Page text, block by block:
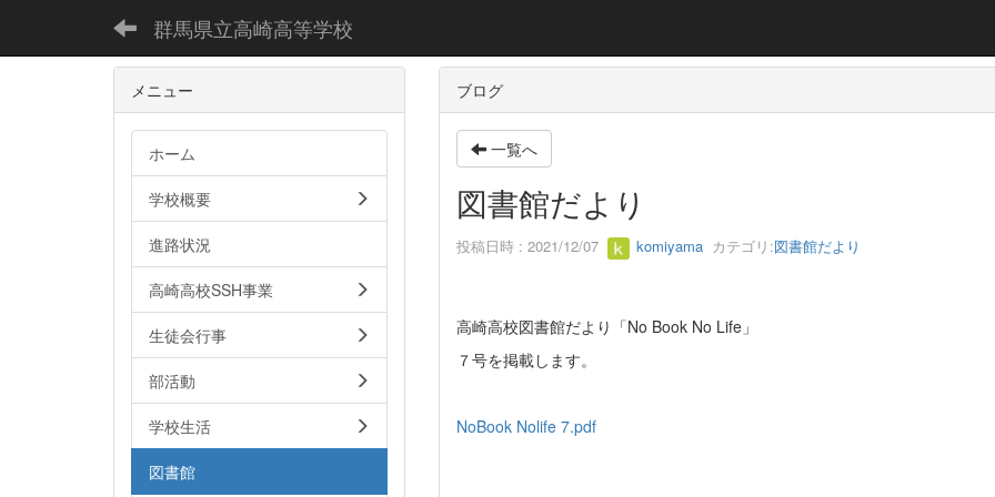
群馬県立高崎高等学校
ブログ
一覧へ
図書館だより
投稿日時 : 2021/12/07 komiyamaカテゴリ:図書館だより
高崎高校図書館だより「No Book No Life」
７号を掲載します。
NoBook Nolife 7.pdf
メニュー
ホーム
学校概要
進路状況
高崎高校SSH事業
生徒会行事
部活動
学校生活
図書館